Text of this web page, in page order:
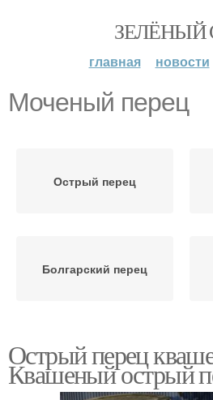
ЗЕЛЁНЫЙ
главная новости
Моченый перец
Острый перец
Болгарский перец
Декоративный перец
Острый перец
Квашеный острый